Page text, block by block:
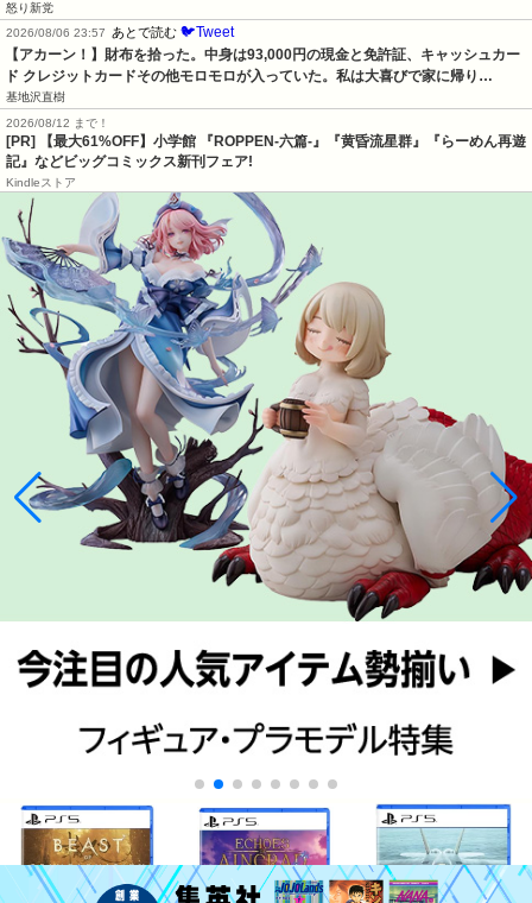
怒り新党
2026/08/06 23:57
あとで読む 🐦Tweet
【アカーン！】財布を拾った。中身は93,000円の現金と免許証、キャッシュカー
ド クレジットカードその他モロモロが入っていた。私は大喜びで家に帰り…
基地沢直樹
2026/08/12 まで！
[PR] 【最大61%OFF】小学館 『ROPPEN-六篇-』『黄昏流星群』『らーめん再遊
記』などビッグコミックス新刊フェア!
Kindleストア